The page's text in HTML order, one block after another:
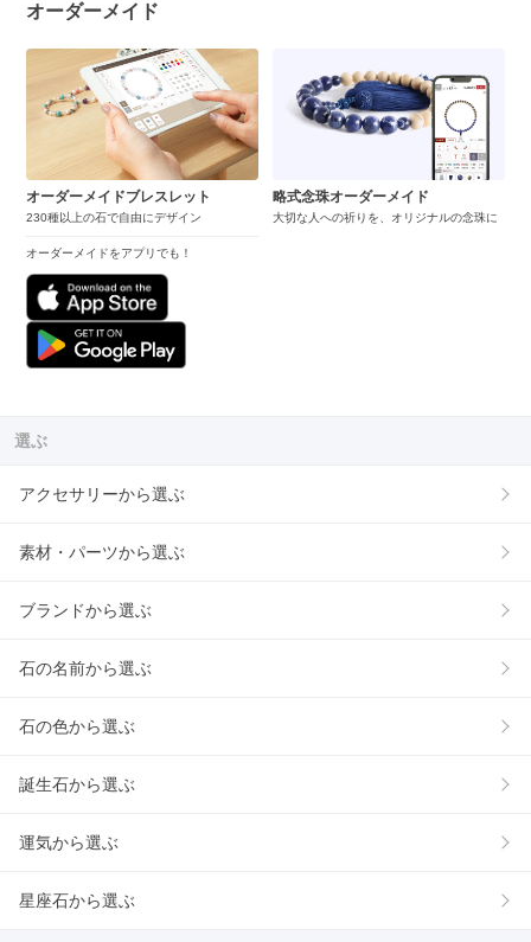
オーダーメイド
オーダーメイドブレスレット
230種以上の石で自由にデザイン
オーダーメイドをアプリでも！
略式念珠オーダーメイド
大切な人への祈りを、オリジナルの念珠に
選ぶ
アクセサリーから選ぶ
素材・パーツから選ぶ
ブランドから選ぶ
石の名前から選ぶ
石の色から選ぶ
誕生石から選ぶ
運気から選ぶ
星座石から選ぶ